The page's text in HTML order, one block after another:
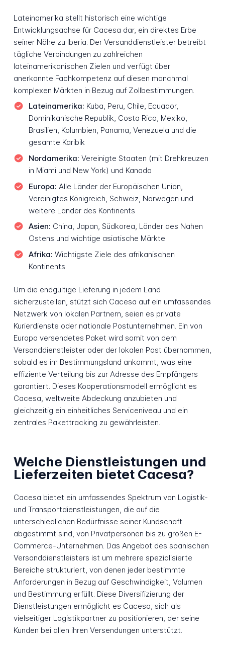
Lateinamerika stellt historisch eine wichtige
Entwicklungsachse für Cacesa dar, ein direktes Erbe
seiner Nähe zu Iberia. Der Versanddienstleister betreibt
tägliche Verbindungen zu zahlreichen
lateinamerikanischen Zielen und verfügt über
anerkannte Fachkompetenz auf diesen manchmal
komplexen Märkten in Bezug auf Zollbestimmungen.
Lateinamerika: Kuba, Peru, Chile, Ecuador,
Dominikanische Republik, Costa Rica, Mexiko,
Brasilien, Kolumbien, Panama, Venezuela und die
gesamte Karibik
Nordamerika: Vereinigte Staaten (mit Drehkreuzen
in Miami und New York) und Kanada
Europa: Alle Länder der Europäischen Union,
Vereinigtes Königreich, Schweiz, Norwegen und
weitere Länder des Kontinents
Asien: China, Japan, Südkorea, Länder des Nahen
Ostens und wichtige asiatische Märkte
Afrika: Wichtigste Ziele des afrikanischen
Kontinents
Um die endgültige Lieferung in jedem Land
sicherzustellen, stützt sich Cacesa auf ein umfassendes
Netzwerk von lokalen Partnern, seien es private
Kurierdienste oder nationale Postunternehmen. Ein von
Europa versendetes Paket wird somit von dem
Versanddienstleister oder der lokalen Post übernommen,
sobald es im Bestimmungsland ankommt, was eine
effiziente Verteilung bis zur Adresse des Empfängers
garantiert. Dieses Kooperationsmodell ermöglicht es
Cacesa, weltweite Abdeckung anzubieten und
gleichzeitig ein einheitliches Serviceniveau und ein
zentrales Pakettracking zu gewährleisten.
Welche Dienstleistungen und
Lieferzeiten bietet Cacesa?
Cacesa bietet ein umfassendes Spektrum von Logistik-
und Transportdienstleistungen, die auf die
unterschiedlichen Bedürfnisse seiner Kundschaft
abgestimmt sind, von Privatpersonen bis zu großen E-
Commerce-Unternehmen. Das Angebot des spanischen
Versanddienstleisters ist um mehrere spezialisierte
Bereiche strukturiert, von denen jeder bestimmte
Anforderungen in Bezug auf Geschwindigkeit, Volumen
und Bestimmung erfüllt. Diese Diversifizierung der
Dienstleistungen ermöglicht es Cacesa, sich als
vielseitiger Logistikpartner zu positionieren, der seine
Kunden bei allen ihren Versendungen unterstützt.